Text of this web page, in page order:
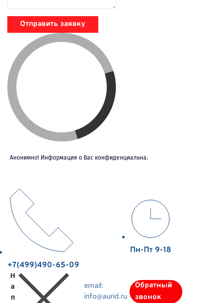
Отправить заявку
Анонимно! Информация о Вас конфиденциальна.
+7(499)490-65-09
Пн-Пт 9-18
Н
а
п
email:
info@aurid.ru
Обратный
звонок